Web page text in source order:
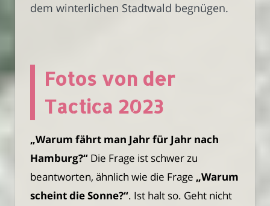
dem winterlichen Stadtwald begnügen.
Fotos von der
Tactica 2023
„Warum fährt man Jahr für Jahr nach
Hamburg?“ Die Frage ist schwer zu
beantworten, ähnlich wie die Frage „Warum
scheint die Sonne?“. Ist halt so. Geht nicht